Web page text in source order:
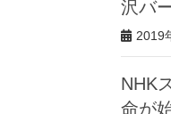
沢バ
2019
NHK
命が